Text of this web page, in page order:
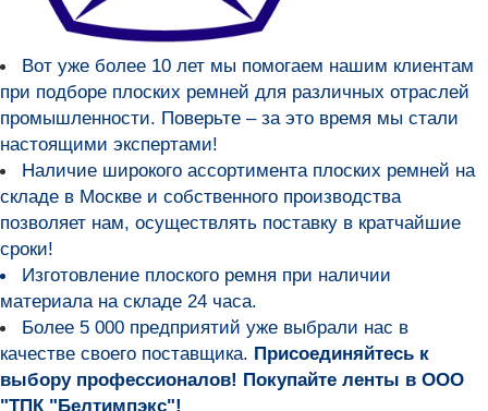
Вот уже более 10 лет мы помогаем нашим клиентам
при подборе плоских ремней для различных отраслей
промышленности. Поверьте – за это время мы стали
настоящими экспертами!
Наличие широкого ассортимента плоских ремней на
складе в Москве и собственного производства
позволяет нам, осуществлять поставку в кратчайшие
сроки!
Изготовление плоского ремня при наличии
материала на складе 24 часа.
Более 5 000 предприятий уже выбрали нас в
качестве своего поставщика. Присоединяйтесь к
выбору профессионалов! Покупайте ленты в ООО
"ТПК "Белтимпэкс"!